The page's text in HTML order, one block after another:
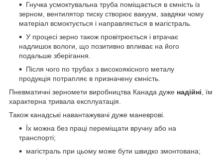
Гнучка усмоктувальна труба поміщається в ємність із
зерном, вентилятор тиску створює вакуум, завдяки чому
матеріал всмоктується і направляється в магістраль.
У процесі зерно також провітрюється і втрачає
надлишок вологи, що позитивно впливає на його
подальше зберігання.
Після чого по трубах з високоякісного металу
продукція потрапляє в призначену ємність.
Пневматичні зерномети виробництва Канада дуже надійні, їм
характерна тривала експлуатація.
Також канадські навантажувачі дуже маневрові.
Їх можна без праці переміщати вручну або на
транспорті;
магістраль при цьому може бути швидко змонтована;